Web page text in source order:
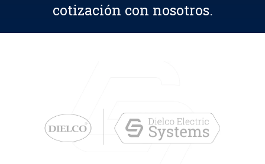
cotización con nosotros.